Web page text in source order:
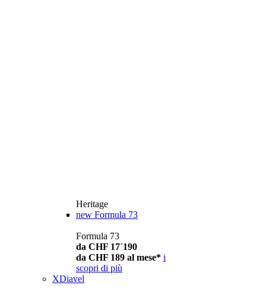
Heritage
new Formula 73
Formula 73
da CHF 17´190
da CHF 189 al mese* i
scopri di più
XDiavel